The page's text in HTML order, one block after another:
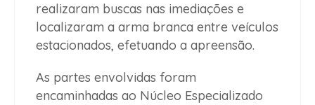
realizaram buscas nas imediações e
localizaram a arma branca entre veículos
estacionados, efetuando a apreensão.
As partes envolvidas foram
encaminhadas ao Núcleo Especializado